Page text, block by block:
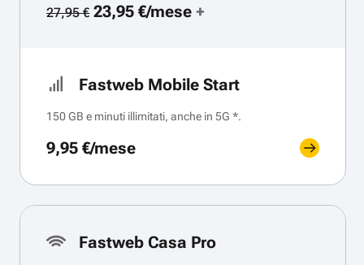
27,95 €23,95 €/mese+
Fastweb Mobile Start
150 GB e minuti illimitati, anche in 5G *.
9,95 €/mese
Fastweb Casa Pro